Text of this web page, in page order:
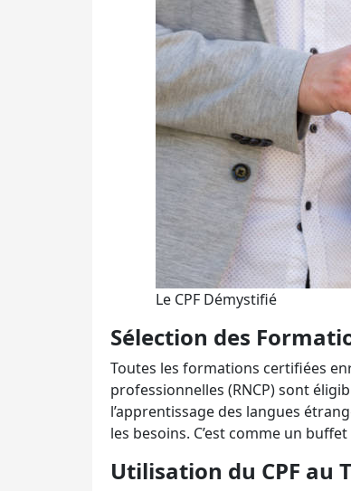
Le CPF Démystifié
Sélection des
Toutes les formations certifiées
professionnelles (RNCP) sont
l’apprentissage des langues
les besoins. C’est comme un
Utilisation du CPF au